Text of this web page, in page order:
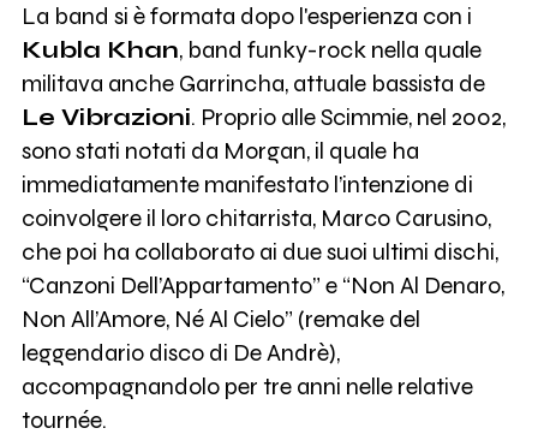
La band si è formata dopo l'esperienza con i
Kubla Khan, band funky-rock nella quale
militava anche Garrincha, attuale bassista de
Le Vibrazioni. Proprio alle Scimmie, nel 2002,
sono stati notati da Morgan, il quale ha
immediatamente manifestato l’intenzione di
coinvolgere il loro chitarrista, Marco Carusino,
che poi ha collaborato ai due suoi ultimi dischi,
“Canzoni Dell’Appartamento” e “Non Al Denaro,
Non All’Amore, Né Al Cielo” (remake del
leggendario disco di De Andrè),
accompagnandolo per tre anni nelle relative
tournée.